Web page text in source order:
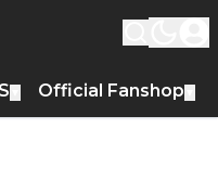
Official Fanshop